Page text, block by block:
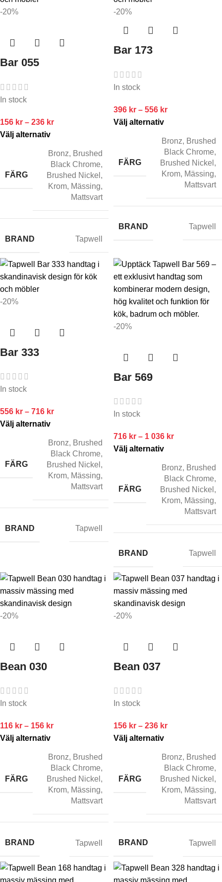
-20%
Bar 055
In stock
156 kr – 236 kr
Välj alternativ
FÄRG
Bronz, Brushed
Black Chrome,
Brushed Nickel ,
Krom, Mässing,
Mattsvart
BRAND Tapwell
-20%
Bar 173
In stock
396 kr – 556 kr
Välj alternativ
FÄRG
Bronz, Brushed
Black Chrome,
Brushed Nickel ,
Krom, Mässing,
Mattsvart
BRAND Tapwell
-20%
Bar 333
In stock
556 kr – 716 kr
Välj alternativ
FÄRG
Bronz, Brushed
Black Chrome,
Brushed Nickel ,
Krom, Mässing,
Mattsvart
BRAND Tapwell
-20%
Bar 569
In stock
716 kr – 1 036 kr
Välj alternativ
FÄRG
Bronz, Brushed
Black Chrome,
Brushed Nickel ,
Krom, Mässing,
Mattsvart
BRAND Tapwell
-20%
Bean 030
In stock
116 kr – 156 kr
Välj alternativ
FÄRG
Bronz, Brushed
Black Chrome,
Brushed Nickel ,
Krom, Mässing,
Mattsvart
BRAND Tapwell
-20%
Bean 037
In stock
156 kr – 236 kr
Välj alternativ
FÄRG
Bronz, Brushed
Black Chrome,
Brushed Nickel ,
Krom, Mässing,
Mattsvart
BRAND Tapwell